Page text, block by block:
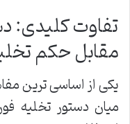
تفاوت کلیدی:
مقابل حکم
یکی از اساسی ترین
میان دستور تخلیه